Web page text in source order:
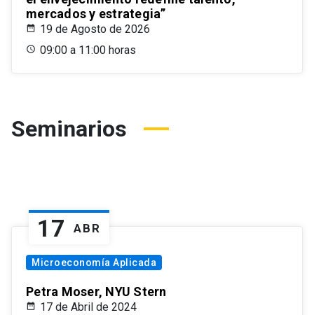
mercados y estrategia”
19 de Agosto de 2026
09:00 a 11:00 horas
Seminarios
17 ABR
Microeconomía Aplicada
Petra Moser, NYU Stern
17 de Abril de 2024